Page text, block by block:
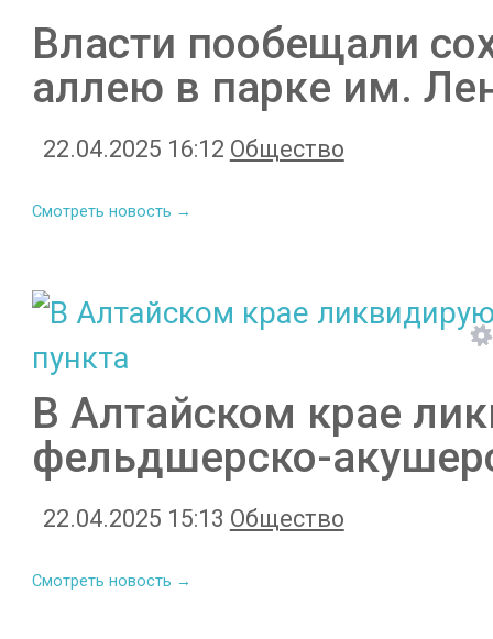
Власти пообещали
аллею в парке им.
22.04.2025 16:12 Общество
Смотреть новость →
В Алтайском крае
фельдшерско-
22.04.2025 15:13 Общество
Смотреть новость →